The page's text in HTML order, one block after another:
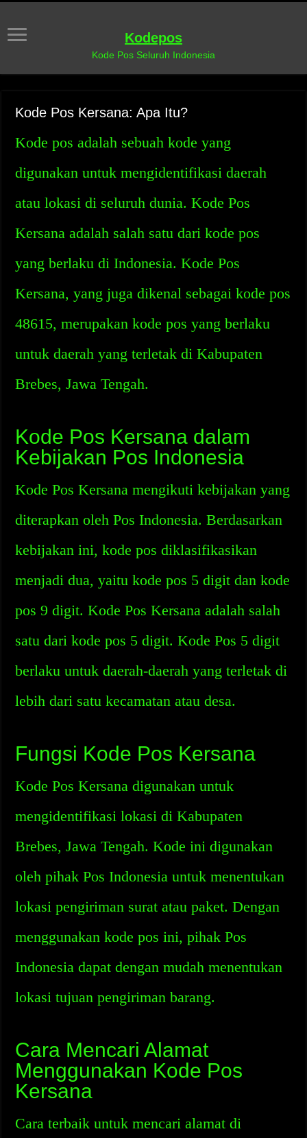
Kodepos
Kode Pos Seluruh Indonesia
Kode Pos Kersana: Apa Itu?
Kode pos adalah sebuah kode yang
digunakan untuk mengidentifikasi daerah
atau lokasi di seluruh dunia. Kode Pos
Kersana adalah salah satu dari kode pos
yang berlaku di Indonesia. Kode Pos
Kersana, yang juga dikenal sebagai kode pos
48615, merupakan kode pos yang berlaku
untuk daerah yang terletak di Kabupaten
Brebes, Jawa Tengah.
Kode Pos Kersana dalam
Kebijakan Pos Indonesia
Kode Pos Kersana mengikuti kebijakan yang
diterapkan oleh Pos Indonesia. Berdasarkan
kebijakan ini, kode pos diklasifikasikan
menjadi dua, yaitu kode pos 5 digit dan kode
pos 9 digit. Kode Pos Kersana adalah salah
satu dari kode pos 5 digit. Kode Pos 5 digit
berlaku untuk daerah-daerah yang terletak di
lebih dari satu kecamatan atau desa.
Fungsi Kode Pos Kersana
Kode Pos Kersana digunakan untuk
mengidentifikasi lokasi di Kabupaten
Brebes, Jawa Tengah. Kode ini digunakan
oleh pihak Pos Indonesia untuk menentukan
lokasi pengiriman surat atau paket. Dengan
menggunakan kode pos ini, pihak Pos
Indonesia dapat dengan mudah menentukan
lokasi tujuan pengiriman barang.
Cara Mencari Alamat
Menggunakan Kode Pos
Kersana
Cara terbaik untuk mencari alamat di